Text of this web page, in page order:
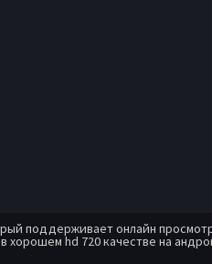
поддерживает онлайн
в хорошем hd 720 качестве на